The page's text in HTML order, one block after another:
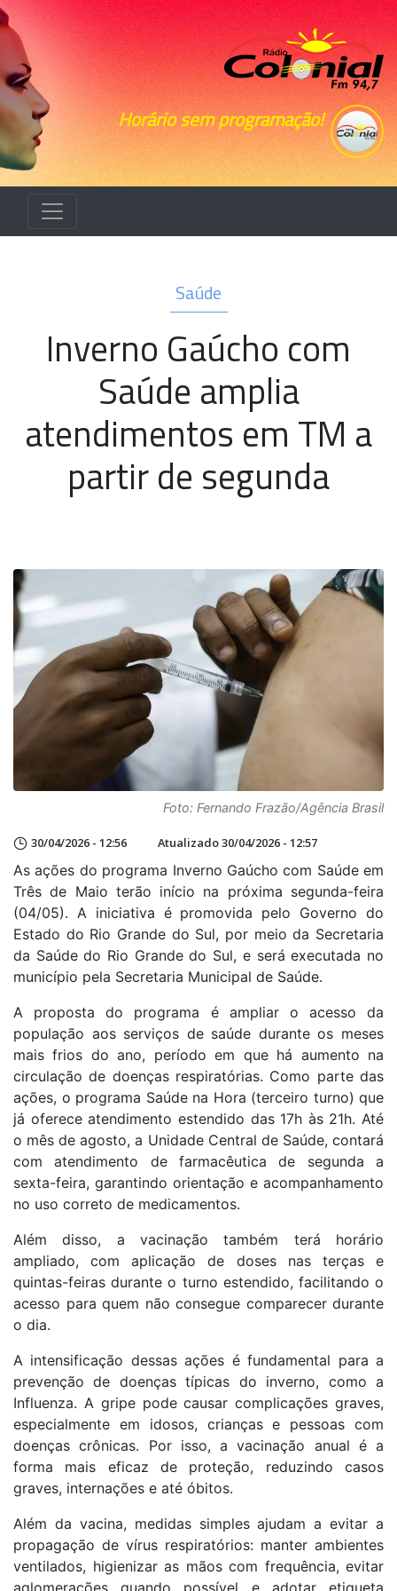
Horário sem programação!
Saúde
Inverno Gaúcho com
Saúde amplia
atendimentos em TM a
partir de segunda
Foto: Fernando Frazão/Agência Brasil
30/04/2026 - 12:56 Atualizado 30/04/2026 - 12:57
As ações do programa Inverno Gaúcho com Saúde em
Três de Maio terão início na próxima segunda-feira
(04/05). A iniciativa é promovida pelo Governo do
Estado do Rio Grande do Sul, por meio da Secretaria
da Saúde do Rio Grande do Sul, e será executada no
município pela Secretaria Municipal de Saúde.
A proposta do programa é ampliar o acesso da
população aos serviços de saúde durante os meses
mais frios do ano, período em que há aumento na
circulação de doenças respiratórias. Como parte das
ações, o programa Saúde na Hora (terceiro turno) que
já oferece atendimento estendido das 17h às 21h. Até
o mês de agosto, a Unidade Central de Saúde, contará
com atendimento de farmacêutica de segunda a
sexta-feira, garantindo orientação e acompanhamento
no uso correto de medicamentos.
Além disso, a vacinação também terá horário
ampliado, com aplicação de doses nas terças e
quintas-feiras durante o turno estendido, facilitando o
acesso para quem não consegue comparecer durante
o dia.
A intensificação dessas ações é fundamental para a
prevenção de doenças típicas do inverno, como a
Influenza. A gripe pode causar complicações graves,
especialmente em idosos, crianças e pessoas com
doenças crônicas. Por isso, a vacinação anual é a
forma mais eficaz de proteção, reduzindo casos
graves, internações e até óbitos.
Além da vacina, medidas simples ajudam a evitar a
propagação de vírus respiratórios: manter ambientes
ventilados, higienizar as mãos com frequência, evitar